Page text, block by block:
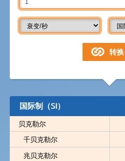
国际制（SI）
贝克勒尔
千贝克勒尔
兆贝克勒尔